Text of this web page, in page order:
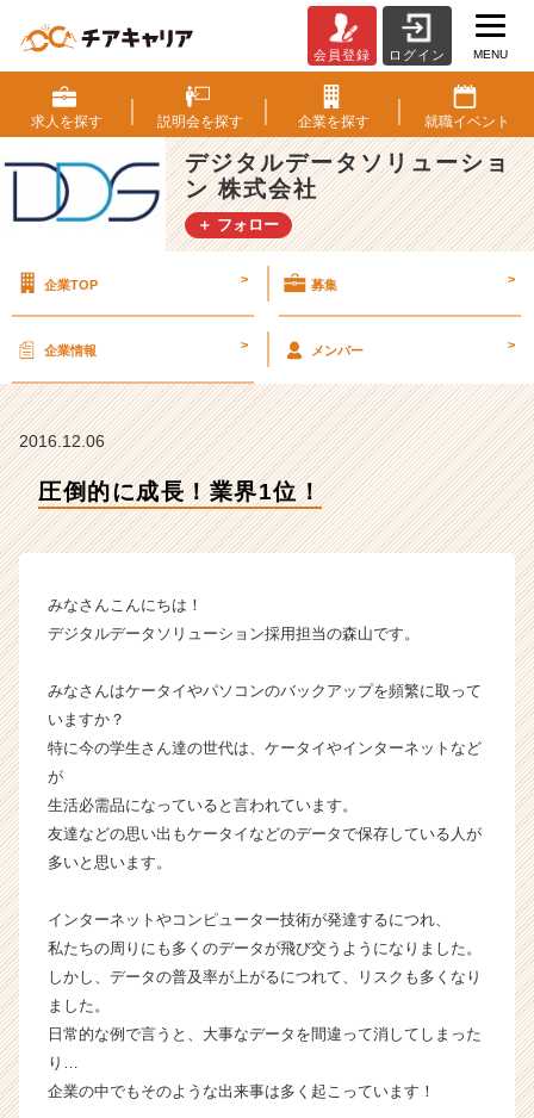
倒
的
に
成
長！
業
界
【デ
ル
ソ
リ
ョ
ン
式
社
イ
ム
ン】
|
ベ
ン
ャ
成
会員登録 ログイン MENU
求人を探す 説明会を探す 企業を探す 就職イベント
デジタルデータソリューショ
ン 株式会社
＋ フォロー
企業TOP > 募集 >
企業情報 > メンバー >
2016.12.06
圧倒的に成長！業界1位！
みなさんこんにちは！
デジタルデータソリューション採用担当の森山です。
みなさんはケータイやパソコンのバックアップを頻繁に取って
いますか？
特に今の学生さん達の世代は、ケータイやインターネットなど
が
生活必需品になっていると言われています。
友達などの思い出もケータイなどのデータで保存している人が
多いと思います。
インターネットやコンピューター技術が発達するにつれ、
私たちの周りにも多くのデータが飛び交うようになりました。
しかし、データの普及率が上がるにつれて、リスクも多くなり
ました。
日常的な例で言うと、大事なデータを間違って消してしまった
り…
企業の中でもそのような出来事は多く起こっています！